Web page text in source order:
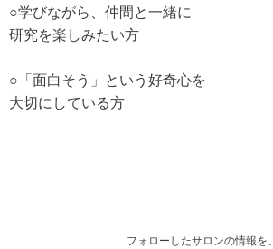
○学びながら、仲間と一緒に
研究を楽しみたい方
○「面白そう」という好奇心を
大切にしている方
フォローしたサロンの情報を、